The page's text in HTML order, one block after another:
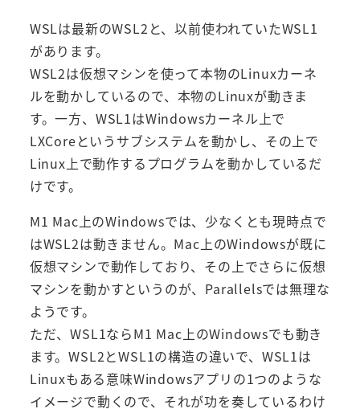
WSLは最新のWSL2と、以前使われていたWSL1
があります。
WSL2は仮想マシンを使って本物のLinuxカーネ
ルを動かしているので、本物のLinuxが動きま
す。一方、WSL1はWindowsカーネル上で
LXCoreというサブシステムを動かし、その上で
Linux上で動作するプログラムを動かしているだ
けです。
M1 Mac上のWindowsでは、少なくとも現時点で
はWSL2は動きません。Mac上のWindowsが既に
仮想マシンで動作しており、その上でさらに仮想
マシンを動かすというのが、Parallelsでは無理な
ようです。
ただ、WSL1ならM1 Mac上のWindowsでも動き
ます。WSL2とWSL1の構造の違いで、WSL1は
Linuxもある意味Windowsアプリの1つのような
イメージで動くので、それが功を奏しているわけ